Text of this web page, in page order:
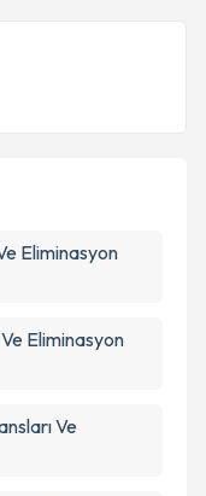
bilgilendireceğiz.
belirtilen
Eliminasyon
Eliminasyon
Ve